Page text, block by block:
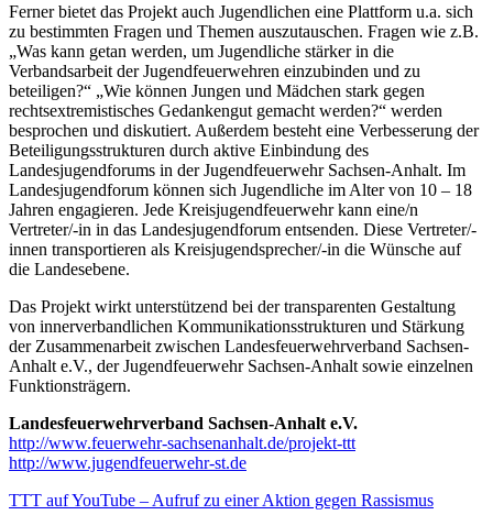
Ferner bietet das Projekt auch Jugendlichen eine Plattform u.a. sich
zu bestimmten Fragen und Themen auszutauschen. Fragen wie z.B.
„Was kann getan werden, um Jugendliche stärker in die
Verbandsarbeit der Jugendfeuerwehren einzubinden und zu
beteiligen?“ „Wie können Jungen und Mädchen stark gegen
rechtsextremistisches Gedankengut gemacht werden?“ werden
besprochen und diskutiert. Außerdem besteht eine Verbesserung der
Beteiligungsstrukturen durch aktive Einbindung des
Landesjugendforums in der Jugendfeuerwehr Sachsen-Anhalt. Im
Landesjugendforum können sich Jugendliche im Alter von 10 – 18
Jahren engagieren. Jede Kreisjugendfeuerwehr kann eine/n
Vertreter/-in in das Landesjugendforum entsenden. Diese Vertreter/-
innen transportieren als Kreisjugendsprecher/-in die Wünsche auf
die Landesebene.
Das Projekt wirkt unterstützend bei der transparenten Gestaltung
von innerverbandlichen Kommunikationsstrukturen und Stärkung
der Zusammenarbeit zwischen Landesfeuerwehrverband Sachsen-
Anhalt e.V., der Jugendfeuerwehr Sachsen-Anhalt sowie einzelnen
Funktionsträgern.
Landesfeuerwehrverband Sachsen-Anhalt e.V.
http://www.feuerwehr-sachsenanhalt.de/projekt-ttt
http://www.jugendfeuerwehr-st.de
TTT auf YouTube – Aufruf zu einer Aktion gegen Rassismus